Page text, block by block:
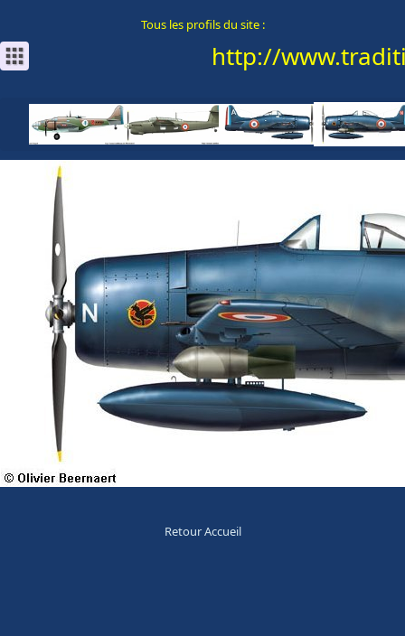
Tous les profils du site :
http://
Retour Accueil